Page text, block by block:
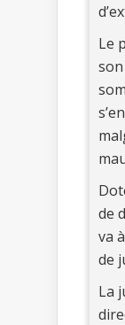
Le
de
va
de
La